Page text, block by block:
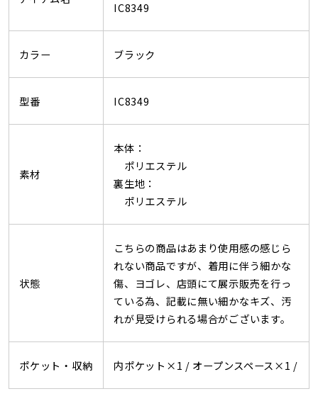
IC8349
カラー ブラック
型番 IC8349
素材
本体：
ポリエステル
裏生地：
ポリエステル
状態
こちらの商品はあまり使用感の感じら
れない商品ですが、着用に伴う細かな
傷、ヨゴレ、店頭にて展示販売を行っ
ている為、記載に無い細かなキズ、汚
れが見受けられる場合がございます。
ポケット・収納 内ポケット×1 / オープンスペース×1 /